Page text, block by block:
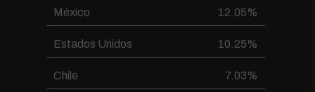
México 12.05%
Estados Unidos 10.25%
Chile 7.03%